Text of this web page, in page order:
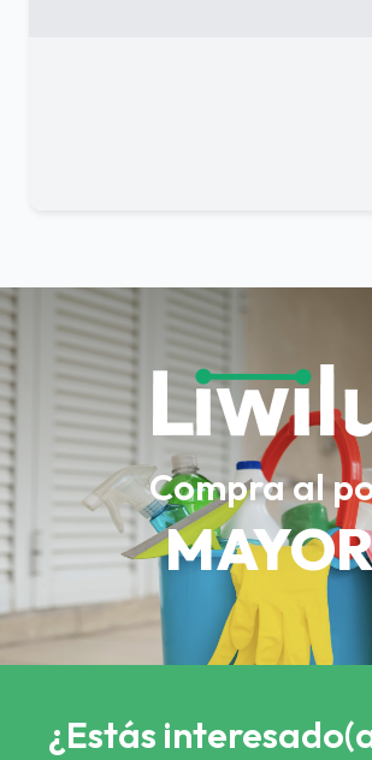
Compra al
¿Estás